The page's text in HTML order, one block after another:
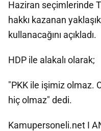
Haziran seçimlerinde
hakkı kazanan
kullanacağını açıkladı.
HDP ile alakalı olarak;
"PKK ile işimiz olmaz.
hiç olmaz" dedi.
Kamupersoneli.net I